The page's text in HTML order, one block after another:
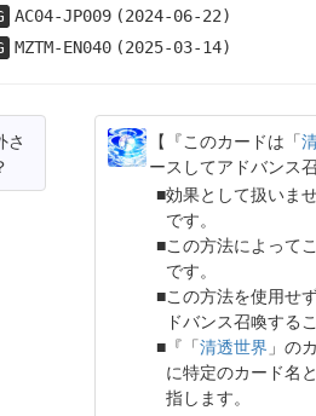
AC04-JP009(2024-06-22)
MZTM-EN040(2025-03-14)
さ
【『このカードは「
ースしてアドバンス
効果として扱いま
です。
この方法によって
です。
この方法を使用せ
ドバンス召喚する
『「清透世界 」の
に特定のカード名
指します。